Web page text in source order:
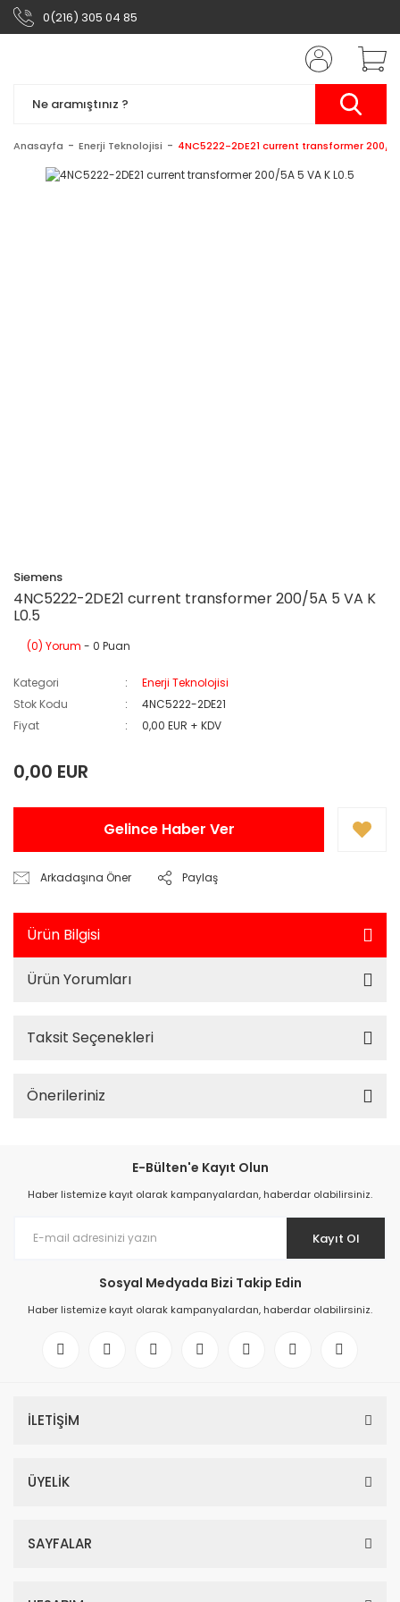
0(216) 305 04 85
Anasayfa Enerji Teknolojisi 4NC5222-2DE21 current transformer 200/
Siemens
4NC5222-2DE21 current transformer 200/5A 5 VA K
L0.5
(0) Yorum - 0 Puan
Kategori
Enerji Teknolojisi
Stok Kodu
4NC5222-2DE21
Fiyat
0,00 EUR + KDV
0,00 EUR
Gelince Haber Ver
Arkadaşına Öner Paylaş
Ürün Bilgisi
Ürün Yorumları
Taksit Seçenekleri
Önerileriniz
E-Bülten'e Kayıt Olun
Haber listemize kayıt olarak kampanyalardan, haberdar olabilirsiniz.
Kayıt Ol
Sosyal Medyada Bizi Takip Edin
Haber listemize kayıt olarak kampanyalardan, haberdar olabilirsiniz.
İLETİŞİM
ÜYELİK
SAYFALAR